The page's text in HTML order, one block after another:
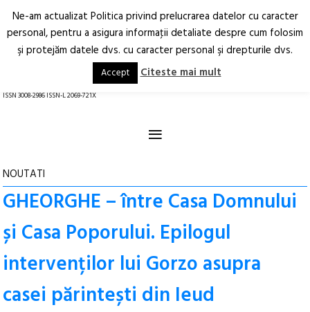
Arhitectură.
Oraș.
RO EN
ISSN 3008-2986 ISSN-L 2069-721X
≡
NOUTATI
GHEORGHE – între Casa Domnului
și Casa Poporului. Epilogul
intervenților lui Gorzo asupra
casei părintești din Ieud
Ne-am actualizat Politica privind prelucrarea datelor cu caracter
personal, pentru a asigura informaţii detaliate despre cum folosim
şi protejăm datele dvs. cu caracter personal şi drepturile dvs.
Accept Citeste mai mult